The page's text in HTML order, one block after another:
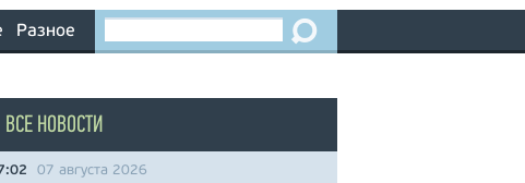
Разное
ВСЕ НОВОСТИ
07 августа 2026